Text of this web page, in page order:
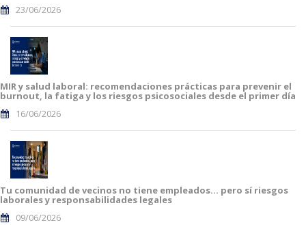
23/06/2026
MIR y salud laboral: recomendaciones prácticas para prevenir el
burnout, la fatiga y los riesgos psicosociales desde el primer día
16/06/2026
Tu comunidad de vecinos no tiene empleados… pero sí riesgos
laborales y responsabilidades legales
09/06/2026